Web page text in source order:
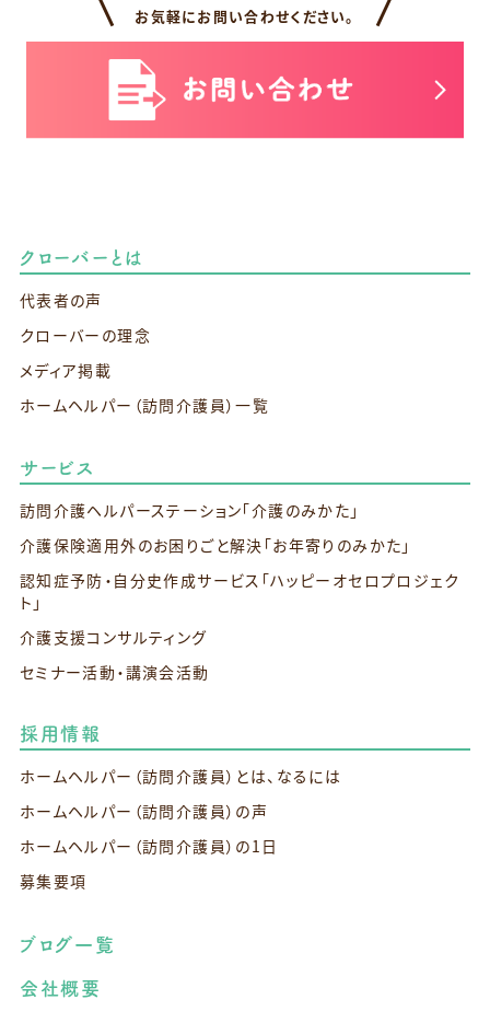
お気軽にお問い合わせください。
クローバーとは
代表者の声
クローバーの理念
メディア掲載
ホームヘルパー（訪問介護員）一覧
サービス
訪問介護ヘルパーステーション「介護のみかた」
介護保険適用外のお困りごと解決 「お年寄りのみかた」
認知症予防・自分史作成サービス 「ハッピーオセロプロジェク
ト」
介護支援コンサルティング
セミナー活動・講演会活動
採用情報
ホームヘルパー（訪問介護員）とは、なるには
ホームヘルパー（訪問介護員）の声
ホームヘルパー（訪問介護員）の1日
募集要項
ブログ一覧
会社概要